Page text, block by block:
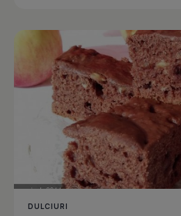
DULCIURI